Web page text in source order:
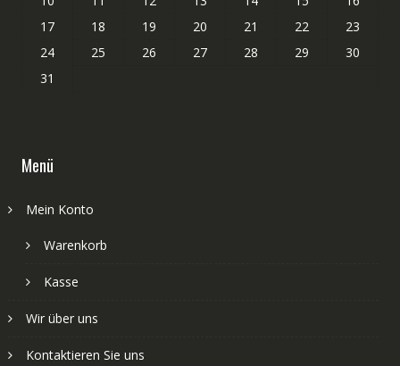
17
18 19 20 21 22
23
24
25 26 27 28 29
30
31
Menü
Mein Konto
Warenkorb
Kasse
Wir über uns
Kontaktieren Sie uns